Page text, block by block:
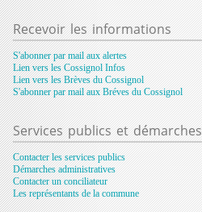
Recevoirles informations
S'abonner par mail aux alertes
Lien vers les Cossignol Infos
Lien vers les Brèves du Cossignol
S'abonner par mail aux Bréves du Cossignol
Servicespublics et démarches
Contacter les services publics
Démarches administratives
Contacter un conciliateur
Les représentants de la commune